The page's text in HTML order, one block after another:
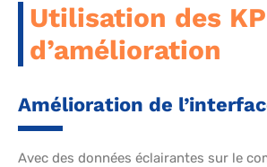
Utilisation des
d’amélioration
Amélioration de
Avec des données éclairantes sur le